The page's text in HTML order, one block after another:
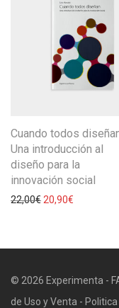
Cuando todos
Una introducción al
diseño para la
innovación social
22,00€ 20,90€
© 2026 Experimenta -
de Uso y Venta -